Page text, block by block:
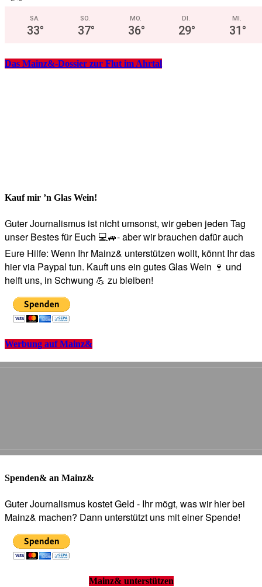
SA.
33°
SO.
37°
MO.
36°
DI.
29°
MI.
31°
Das Mainz&-Dossier zur Flut im Ahrtal
Kauf mir ’n Glas Wein!
Guter Journalismus ist nicht umsonst, wir geben jeden Tag
unser Bestes für Euch 💻🚙- aber wir brauchen dafür auch
Eure Hilfe: Wenn Ihr Mainz& unterstützen wollt, könnt Ihr das
hier via Paypal tun. Kauft uns ein gutes Glas Wein 🍷 und
helft uns, in Schwung 💪 zu bleiben!
Werbung auf Mainz&
Spenden& an Mainz&
Guter Journalismus kostet Geld - Ihr mögt, was wir hier bei
Mainz& machen? Dann unterstützt uns mit einer Spende!
Mainz& unterstützen